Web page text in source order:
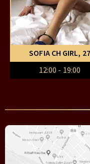
SOFIA CH GIRL, 27
12:00 - 19:00